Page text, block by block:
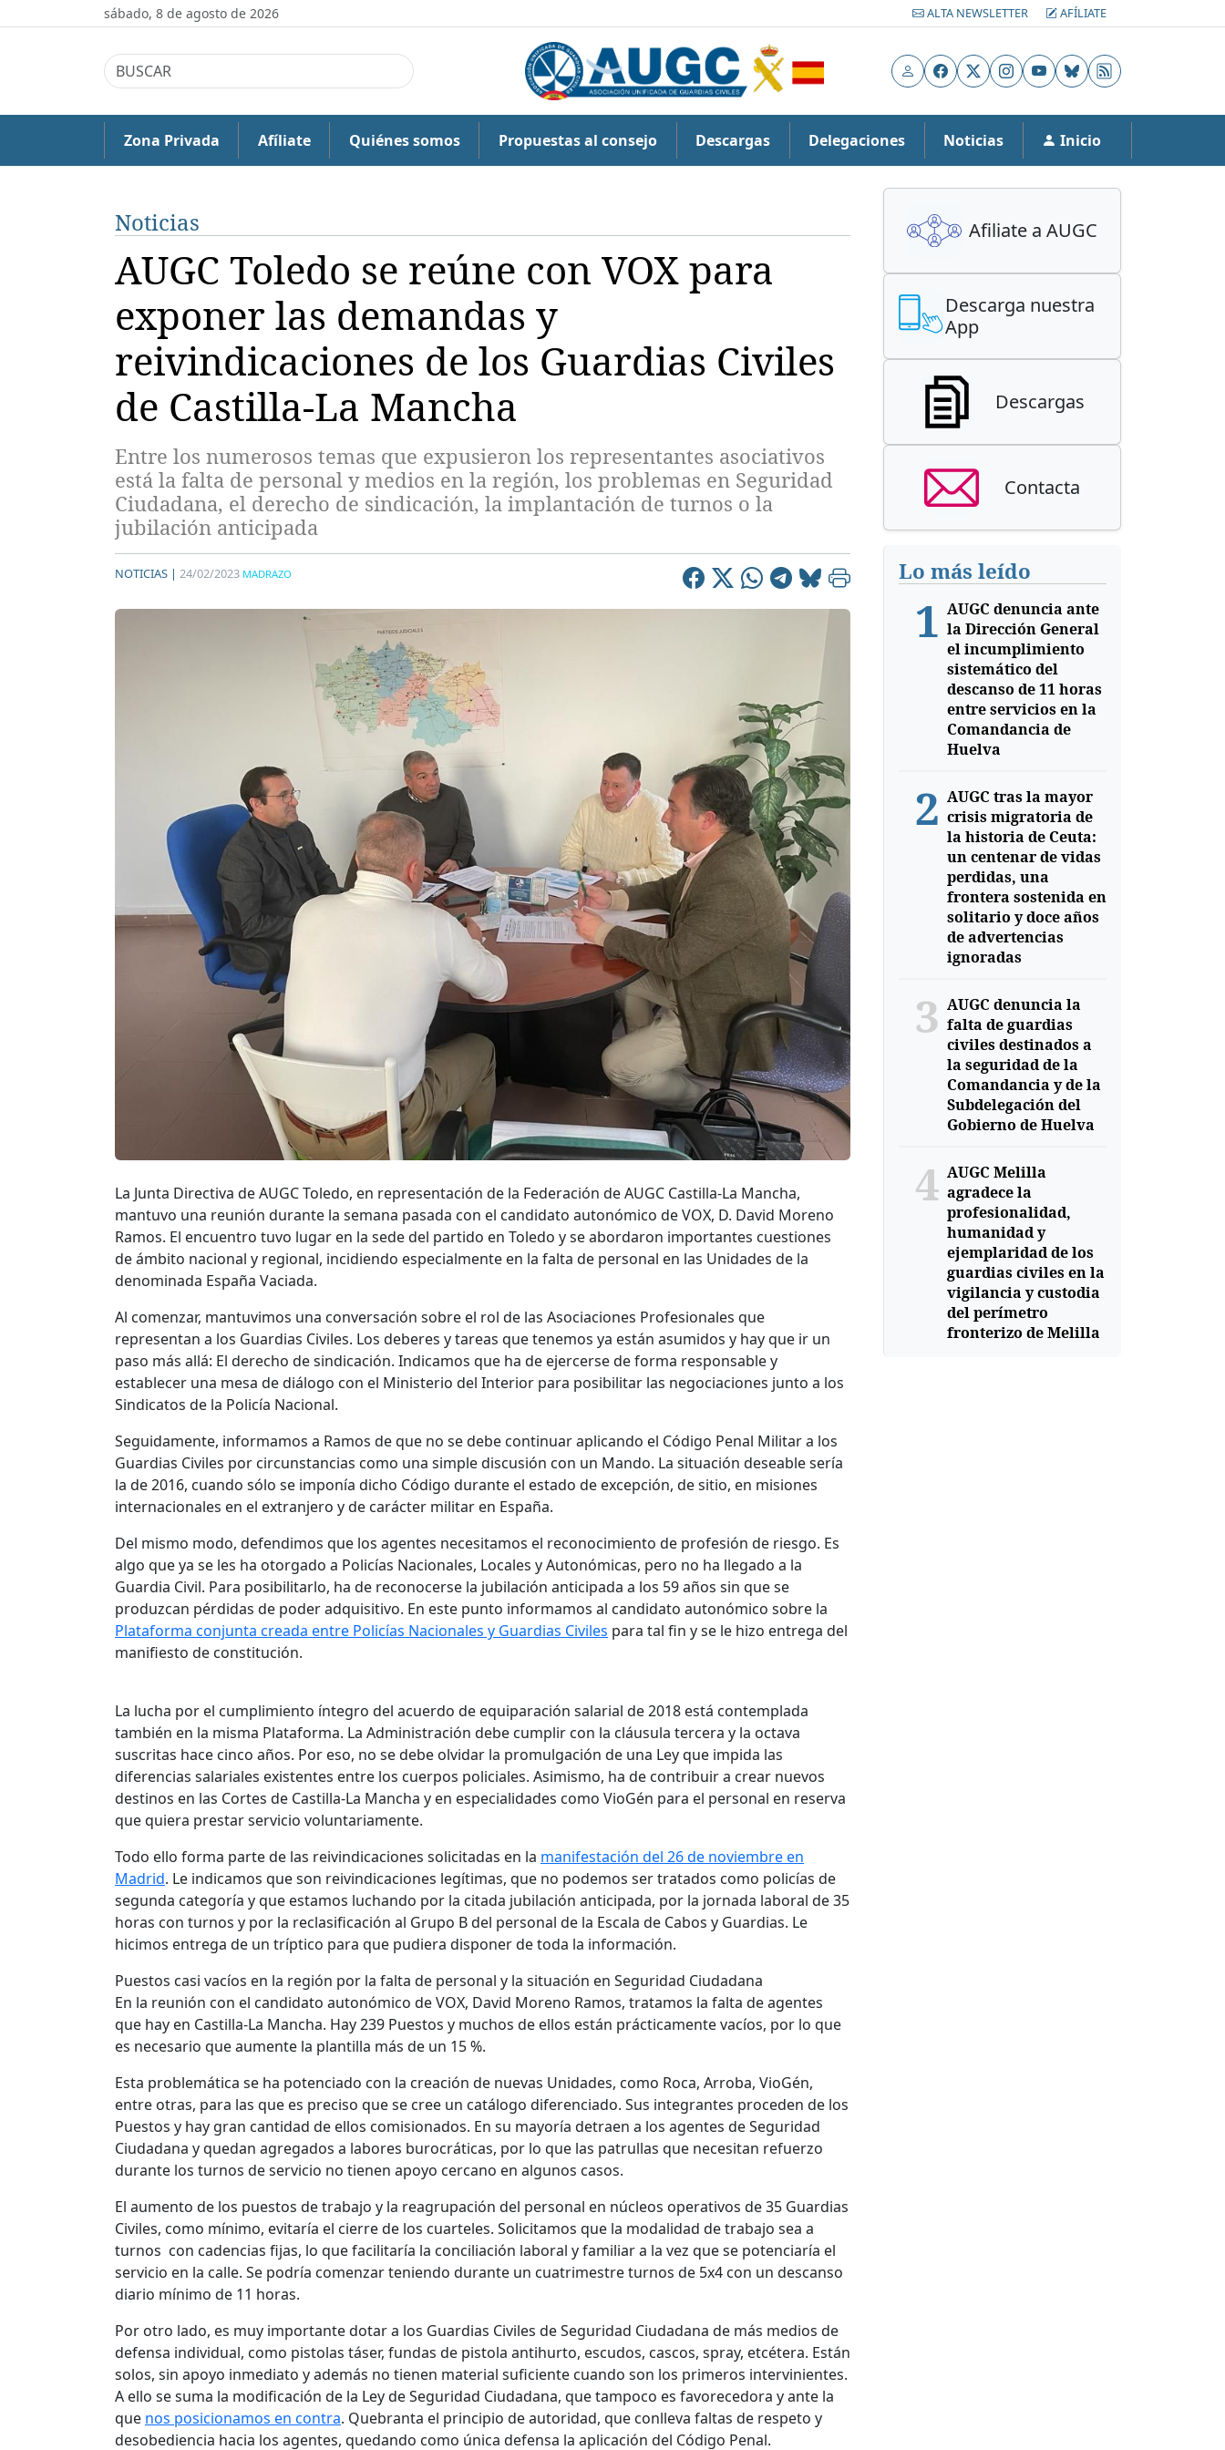
sábado, 8 de agosto de 2026 ALTA NEWSLETTER AFÍLIATE
UsuarioFacebook
X Instagram
YouTubeBluesky
RSS
Zona Privada Afíliate Quiénes somos Propuestas al consejo Descargas Delegaciones Noticias Inicio
Noticias
AUGC Toledo se reúne con VOX para
exponer las demandas y
reivindicaciones de los Guardias Civiles
de Castilla-La Mancha
Entre los numerosos temas que expusieron los representantes asociativos
está la falta de personal y medios en la región, los problemas en Seguridad
Ciudadana, el derecho de sindicación, la implantación de turnos o la
jubilación anticipada
NOTICIAS | 24/02/2023 MADRAZO
La Junta Directiva de AUGC Toledo, en representación de la Federación de AUGC Castilla-La Mancha,
mantuvo una reunión durante la semana pasada con el candidato autonómico de VOX, D. David Moreno
Ramos. El encuentro tuvo lugar en la sede del partido en Toledo y se abordaron importantes cuestiones
de ámbito nacional y regional, incidiendo especialmente en la falta de personal en las Unidades de la
denominada España Vaciada.
Al comenzar, mantuvimos una conversación sobre el rol de las Asociaciones Profesionales que
representan a los Guardias Civiles. Los deberes y tareas que tenemos ya están asumidos y hay que ir un
paso más allá: El derecho de sindicación. Indicamos que ha de ejercerse de forma responsable y
establecer una mesa de diálogo con el Ministerio del Interior para posibilitar las negociaciones junto a los
Sindicatos de la Policía Nacional.
Seguidamente, informamos a Ramos de que no se debe continuar aplicando el Código Penal Militar a los
Guardias Civiles por circunstancias como una simple discusión con un Mando. La situación deseable sería
la de 2016, cuando sólo se imponía dicho Código durante el estado de excepción, de sitio, en misiones
internacionales en el extranjero y de carácter militar en España.
Del mismo modo, defendimos que los agentes necesitamos el reconocimiento de profesión de riesgo. Es
algo que ya se les ha otorgado a Policías Nacionales, Locales y Autonómicas, pero no ha llegado a la
Guardia Civil. Para posibilitarlo, ha de reconocerse la jubilación anticipada a los 59 años sin que se
produzcan pérdidas de poder adquisitivo. En este punto informamos al candidato autonómico sobre la
Plataforma conjunta creada entre Policías Nacionales y Guardias Civiles para tal fin y se le hizo entrega del
manifiesto de constitución.
La lucha por el cumplimiento íntegro del acuerdo de equiparación salarial de 2018 está contemplada
también en la misma Plataforma. La Administración debe cumplir con la cláusula tercera y la octava
suscritas hace cinco años. Por eso, no se debe olvidar la promulgación de una Ley que impida las
diferencias salariales existentes entre los cuerpos policiales. Asimismo, ha de contribuir a crear nuevos
destinos en las Cortes de Castilla-La Mancha y en especialidades como VioGén para el personal en reserva
que quiera prestar servicio voluntariamente.
Todo ello forma parte de las reivindicaciones solicitadas en la manifestación del 26 de noviembre en
Madrid. Le indicamos que son reivindicaciones legítimas, que no podemos ser tratados como policías de
segunda categoría y que estamos luchando por la citada jubilación anticipada, por la jornada laboral de 35
horas con turnos y por la reclasificación al Grupo B del personal de la Escala de Cabos y Guardias. Le
hicimos entrega de un tríptico para que pudiera disponer de toda la información.
Puestos casi vacíos en la región por la falta de personal y la situación en Seguridad Ciudadana
En la reunión con el candidato autonómico de VOX, David Moreno Ramos, tratamos la falta de agentes
que hay en Castilla-La Mancha. Hay 239 Puestos y muchos de ellos están prácticamente vacíos, por lo que
es necesario que aumente la plantilla más de un 15 %.
Esta problemática se ha potenciado con la creación de nuevas Unidades, como Roca, Arroba, VioGén,
entre otras, para las que es preciso que se cree un catálogo diferenciado. Sus integrantes proceden de los
Puestos y hay gran cantidad de ellos comisionados. En su mayoría detraen a los agentes de Seguridad
Ciudadana y quedan agregados a labores burocráticas, por lo que las patrullas que necesitan refuerzo
durante los turnos de servicio no tienen apoyo cercano en algunos casos.
El aumento de los puestos de trabajo y la reagrupación del personal en núcleos operativos de 35 Guardias
Civiles, como mínimo, evitaría el cierre de los cuarteles. Solicitamos que la modalidad de trabajo sea a
turnos con cadencias fijas, lo que facilitaría la conciliación laboral y familiar a la vez que se potenciaría el
servicio en la calle. Se podría comenzar teniendo durante un cuatrimestre turnos de 5x4 con un descanso
diario mínimo de 11 horas.
Por otro lado, es muy importante dotar a los Guardias Civiles de Seguridad Ciudadana de más medios de
defensa individual, como pistolas táser, fundas de pistola antihurto, escudos, cascos, spray, etcétera. Están
solos, sin apoyo inmediato y además no tienen material suficiente cuando son los primeros intervinientes.
A ello se suma la modificación de la Ley de Seguridad Ciudadana, que tampoco es favorecedora y ante la
que nos posicionamos en contra. Quebranta el principio de autoridad, que conlleva faltas de respeto y
desobediencia hacia los agentes, quedando como única defensa la aplicación del Código Penal.
Afiliate a AUGC
Descarga nuestra
App
Descargas
Contacta
Lo más leído
1 AUGC denuncia ante
la Dirección General
el incumplimiento
sistemático del
descanso de 11 horas
entre servicios en la
Comandancia de
Huelva
2 AUGC tras la mayor
crisis migratoria de
la historia de Ceuta:
un centenar de vidas
perdidas, una
frontera sostenida en
solitario y doce años
de advertencias
ignoradas
3 AUGC denuncia la
falta de guardias
civiles destinados a
la seguridad de la
Comandancia y de la
Subdelegación del
Gobierno de Huelva
4 AUGC Melilla
agradece la
profesionalidad,
humanidad y
ejemplaridad de los
guardias civiles en la
vigilancia y custodia
del perímetro
fronterizo de Melilla